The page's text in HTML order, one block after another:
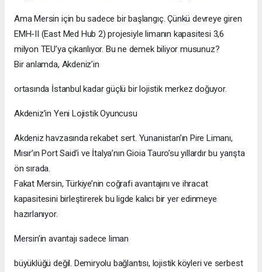
Ama Mersin için bu sadece bir başlangıç. Çünkü devreye giren
EMH-II (East Med Hub 2) projesiyle limanın kapasitesi 3,6
milyon TEU’ya çıkarılıyor. Bu ne demek biliyor musunuz?
Bir anlamda, Akdeniz’in
ortasında İstanbul kadar güçlü bir lojistik merkez doğuyor.
Akdeniz’in Yeni Lojistik Oyuncusu
Akdeniz havzasında rekabet sert. Yunanistan’ın Pire Limanı,
Mısır’ın Port Said’i ve İtalya’nın Gioia Tauro’su yıllardır bu yarışta
ön sırada.
Fakat Mersin, Türkiye’nin coğrafi avantajını ve ihracat
kapasitesini birleştirerek bu ligde kalıcı bir yer edinmeye
hazırlanıyor.
Mersin’in avantajı sadece liman
büyüklüğü değil. Demiryolu bağlantısı, lojistik köyleri ve serbest